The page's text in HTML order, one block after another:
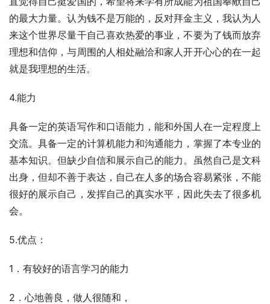
的最大力量。认为钱不是万能的，反对拜金主义，我认为人
来这个世界尽量干自己喜欢热爱的事业，不要为了钱而放弃
理想和信仰，与周围的人相处融洽和家人开开心心的在一起
就是我理想的生活。
4.能力
具备一定的英语写作和口语能力，能和外国人在一定程度上
交流。具备一定的计算机能力和沟通能力，掌握了本专业的
基本知识。但缺少自信和展示自己的能力。虽然自己是文科
出身，但却不善于表达，自己在人多的场合容易紧张，不能
很好的展示自己，发挥自己的真实水平，因此失去了很多机
会。
5.优点：
1．有较好的语言学习的能力
2．心地善良，做人很随和，